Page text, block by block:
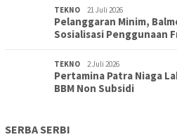
TEKNO 21 Juli 2026
Pelanggaran Minim,
Sosialisasi Penggunaan
TEKNO 2 Juli 2026
Pertamina Patra Niaga
BBM Non Subsidi
SERBA SERBI